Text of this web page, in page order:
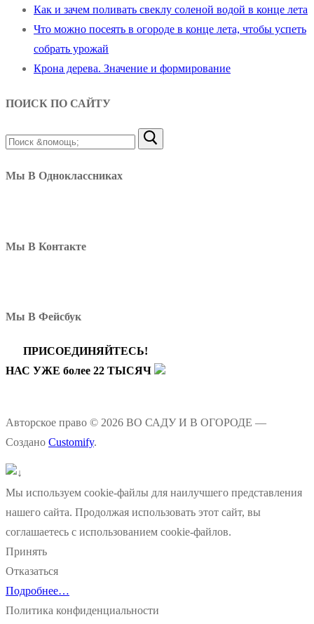
Как и зачем поливать свеклу соленой водой в конце лета
Что можно посеять в огороде в конце лета, чтобы успеть
собрать урожай
Крона дерева. Значение и формирование
ПОИСК ПО САЙТУ
Найти:
Мы В Одноклассниках
Мы В Контакте
Мы В Фейсбук
ПРИСОЕДИНЯЙТЕСЬ!
НАС УЖЕ более 22 ТЫСЯЧ
Авторское право © 2026 ВО САДУ И В ОГОРОДЕ —
Создано Customify.
Мы используем cookie-файлы для наилучшего представления
нашего сайта. Продолжая использовать этот сайт, вы
соглашаетесь с использованием cookie-файлов.
Принять
Отказаться
Подробнее…
Политика конфиденциальности